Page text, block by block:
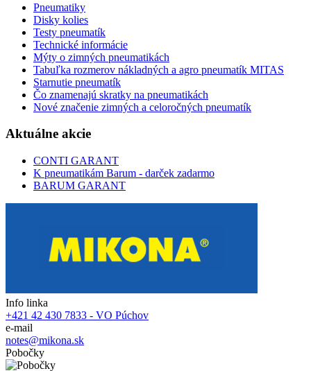
Pneumatiky
Disky kolies
Testy pneumatík
Technické informácie
Mýty o zimných pneumatikách
Tabuľka rozmerov nákladných a agro pneumatík MITAS
Starnutie pneumatík
Čo znamenajú skratky na pneumatikách
Nové značenie zimných a celoročných pneumatík
Aktuálne akcie
CONTI GARANT
K pneumatikám Barum - darček zadarmo
BARUM GARANT
Info linka
+421 42 430 7833 - VO Púchov
e-mail
notes@mikona.sk
Pobočky